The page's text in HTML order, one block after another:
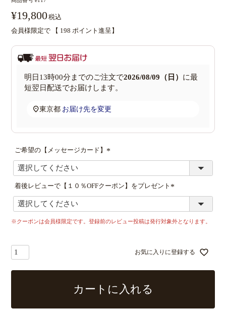
¥19,800税込
会員様限定で 【 198 ポイント進呈】
明日 13時00分までのご注文で2026/08/09（日） に最
短翌日配送でお届けします。
東京都 お届け先を変更
ご希望の【メッセージカード】
(
)
着後レビューで【１０％OFFクーポン】をプレゼント
(
)
※クーポンは会員様限定です。登録前のレビュー投稿は発行対象外となります。
お気に入りに登録する
カートに入れる